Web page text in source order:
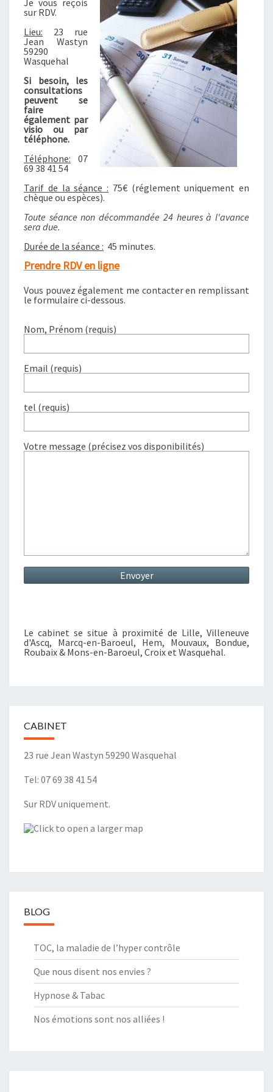
N
R
E
N
D
E
Z
-
V
O
?
Je vous reçois
sur RDV.
Lieu: 23 rue
Jean Wastyn
59290
Wasquehal
Si besoin, les
consultations
peuvent se
faire
également par
visio ou par
téléphone.
Téléphone: 07
69 38 41 54
Tarif de la séance : 75€ (réglement uniquement en
chèque ou espèces).
Toute séance non décommandée 24 heures à l'avance
sera due.
Durée de la séance : 45 minutes.
Prendre RDV en ligne
Vous pouvez également me contacter en remplissant
le formulaire ci-dessous.
Nom, Prénom (requis)
Email (requis)
tel (requis)
Votre message (précisez vos disponibilités)
Le cabinet se situe à proximité de Lille, Villeneuve
d'Ascq, Marcq-en-Baroeul, Hem, Mouvaux, Bondue,
Roubaix & Mons-en-Baroeul, Croix et Wasquehal.
CABINET
23 rue Jean Wastyn 59290 Wasquehal
Tel: 07 69 38 41 54
Sur RDV uniquement.
BLOG
TOC, la maladie de l’hyper contrôle
Que nous disent nos envies ?
Hypnose & Tabac
Nos émotions sont nos alliées !